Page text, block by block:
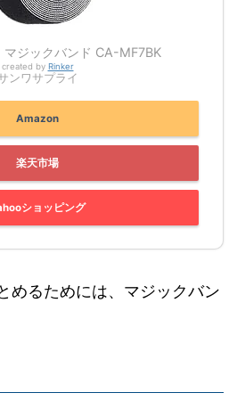
マジックバンド CA-MF7BK
created by Rinker
ンワサプライ
Amazon
楽天市場
ショッピング
めるためには、マジックバン